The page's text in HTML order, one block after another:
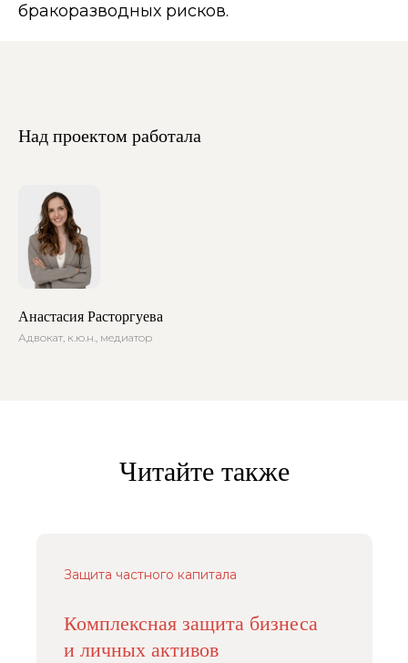
бракоразводных рисков.
Над проектом работала
Анастасия Расторгуева
Адвокат, к.ю.н., медиатор
Читайте также
Защита частного капитала
Комплексная защита бизнеса
и личных активов